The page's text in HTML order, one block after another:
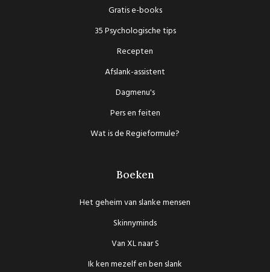
Gratis e-books
35 Psychologische tips
Recepten
Afslank-assistent
Dagmenu's
Pers en feiten
Wat is de Regieformule?
Boeken
Het geheim van slanke mensen
Skinnyminds
Van XL naar S
Ik ken mezelf en ben slank